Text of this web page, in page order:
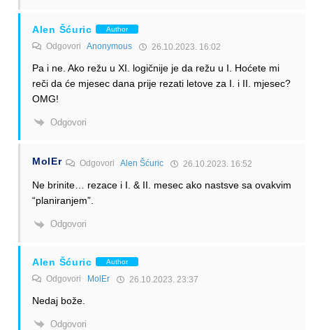
Alen Šćuric Author
Odgovori Anonymous 26.10.2023. 16:02
Pa i ne. Ako režu u XI. logičnije je da režu u I. Hoćete mi
reči da će mjesec dana prije rezati letove za I. i II. mjesec?
OMG!
Odgovori
MolEr Odgovori Alen Šćuric 26.10.2023. 16:52
Ne brinite… rezace i I. & II. mesec ako nastsve sa ovakvim
“planiranjem”.
Odgovori
Alen Šćuric Author
Odgovori MolEr 26.10.2023. 23:37
Nedaj bože.
Odgovori